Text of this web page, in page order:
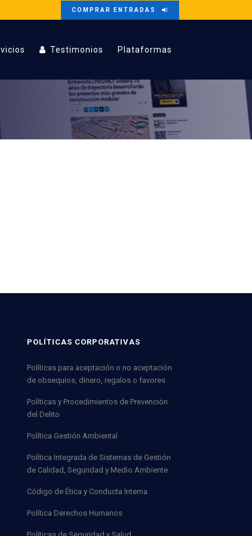
COMPRAR ENTRADAS
Testimonios Plataformas
POLÍTICAS CORPORATIVAS
Políticas para aceptación o no aceptación
de obsequios, dinero, regalos o favores
Políticas y Procedimientos de Prevención
del Delito
Política Gestión Ambiental
Política Integrada de Sistemas de Gestión
de Calidad, Seguridad y Medio Ambiente
Código de Ética y Conducta Interna
Política Derechos Humanos